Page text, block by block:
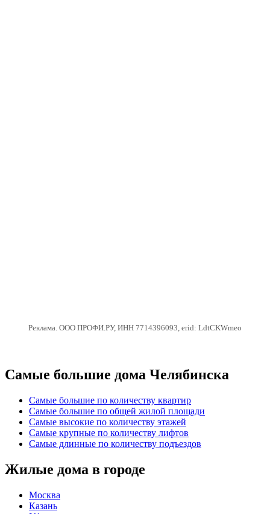
Реклама. ООО ПРОФИ.РУ, ИНН 7714396093, erid: LdtCKWmeo
Самые большие дома Челябинска
Самые большие по количеству квартир
Самые большие по общей жилой площади
Самые высокие по количеству этажей
Самые крупные по количеству лифтов
Самые длинные по количеству подъездов
Жилые дома в городе
Москва
Казань